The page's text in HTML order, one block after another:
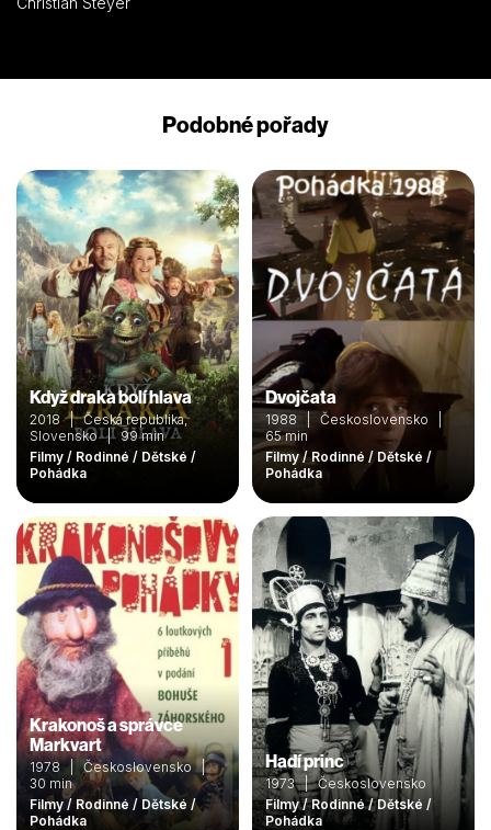
Podobné pořady
Když draka bolí hlava
2018 | Česká republika,
Slovensko | 99 min
Filmy / Rodinné / Dětské /
Pohádka
Dvojčata
1988 | Československo |
65 min
Filmy / Rodinné / Dětské /
Pohádka
Krakonoš a správce
Markvart
1978 | Československo |
30 min
Filmy / Rodinné / Dětské /
Pohádka
Hadí princ
1973 | Československo
Filmy / Rodinné / Dětské /
Pohádka